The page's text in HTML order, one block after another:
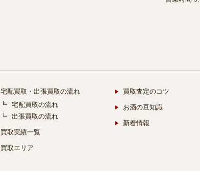
宅配買取・出張買取の流れ
宅配買取の流れ
出張買取の流れ
買取実績一覧
買取エリア
買取査定のコツ
お酒の豆知識
新着情報